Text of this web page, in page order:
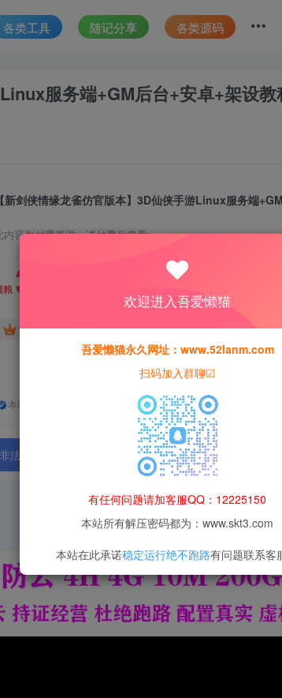
各类工具 随记分享 各类源码
服务端+GM后台+安卓+架设教
【新剑侠情缘龙雀仿官版本】3D仙侠手游Linux服务端
内容为付费资源，请付费后查看
粮 30
黄金会员猫粮15 钻石会员免费
本站所有资源均为网络收集整理而来，仅供学习研究使用，请在
行为；资源下载后请于 24 小时内删除，违规后果由使
欢迎进入吾爱懒猫
吾爱懒猫永久网址：www.52lanm.com
扫码加入群聊☑
有任何问题请加客服QQ：12225150
本站所有解压密码都为：www.skt3.com
本站在此承诺稳定运行绝不跑路有问题联系客